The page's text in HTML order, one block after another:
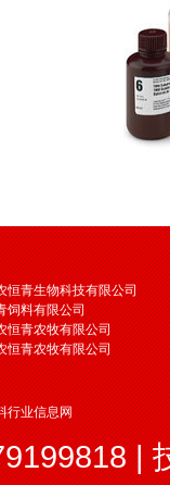
恒青生物科技有限公司
饲料有限公司
恒青农牧有限公司
恒青农牧有限公司
行业信息网
|